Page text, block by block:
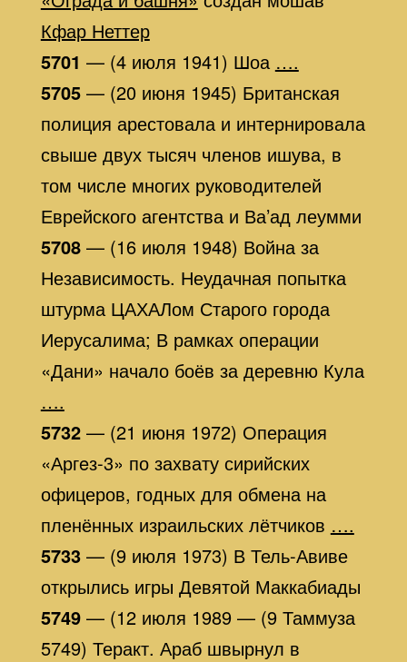
Кфар Неттер
5701 — (4 июля 1941) Шоа ….
5705— (20 июня 1945) Британская
полиция арестовала и интернировала
свыше двух тысяч членов ишува, в
том числе многих руководителей
Еврейского агентства и Ва’ад леумми
5708— (16 июля 1948) Война за
Независимость. Неудачная попытка
штурма ЦАХАЛом Старого города
Иерусалима; В рамках операции
«Дани» начало боёв за деревню Кула
….
5732— (21 июня 1972) Операция
«Аргeз-3» по захвату сирийских
офицеров, годных для обмена на
пленённых израильских лётчиков ….
5733— (9 июля 1973) В Тель-Авиве
открылись игры Девятой Маккабиады
5749— (12 июля 1989 — (9 Таммуза
5749) Теракт. Араб швырнул в